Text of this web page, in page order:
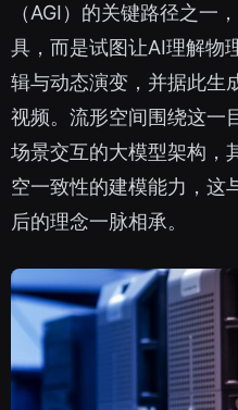
（AGI）的关键路径之一
具，而是试图让AI理解物
辑与动态演变，并据此生
视频。流形空间围绕这一
场景交互的大模型架构，
空一致性的建模能力，这
后的理念一脉相承。